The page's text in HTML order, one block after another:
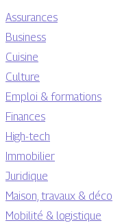
Assurances
Business
Cuisine
Culture
Emploi & formations
Finances
High-tech
Immobilier
Juridique
Maison, travaux & déco
Mobilité & logistique